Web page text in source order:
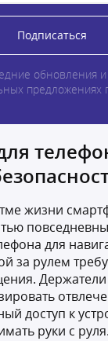
Подписаться
обновления и
предложениях
жизни
для
за рулем
доступ к
руки с